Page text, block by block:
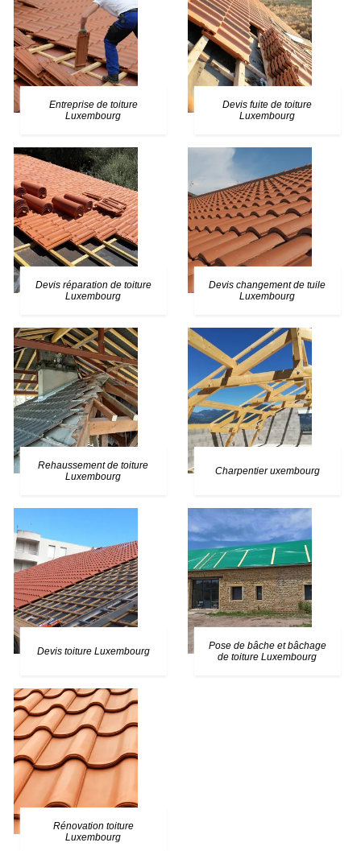
Entreprise de toiture
Luxembourg
Devis fuite de toiture
Luxembourg
Devis réparation de toiture
Luxembourg
Devis changement de tuile
Luxembourg
Rehaussement de toiture
Luxembourg
Charpentier uxembourg
Devis toiture Luxembourg
Pose de bâche et bâchage
de toiture Luxembourg
Rénovation toiture
Luxembourg